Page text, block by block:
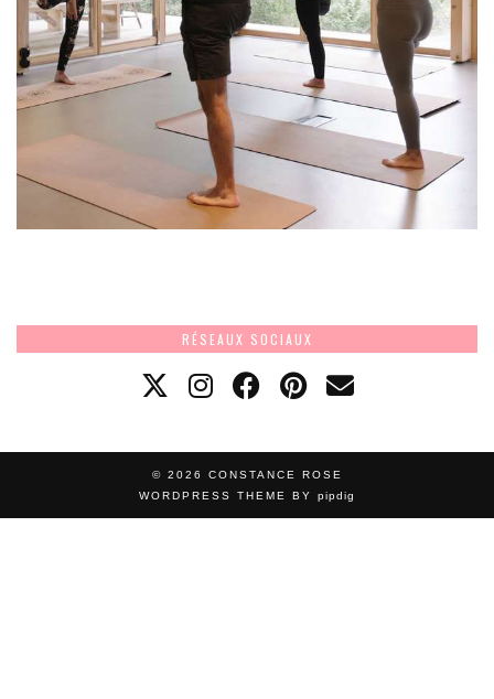
RÉSEAUX SOCIAUX
© 2026 CONSTANCE ROSE
WORDPRESS THEME BY pipdig